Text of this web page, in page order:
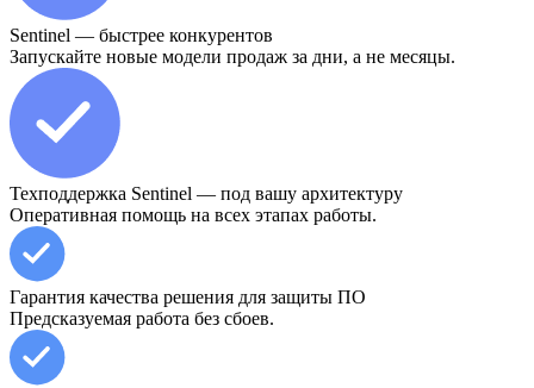
Sentinel — быстрее конкурентов
Запускайте новые модели продаж за дни, а не месяцы.
Техподдержка Sentinel — под вашу архитектуру
Оперативная помощь на всех этапах работы.
Гарантия качества решения для защиты ПО
Предсказуемая работа без сбоев.